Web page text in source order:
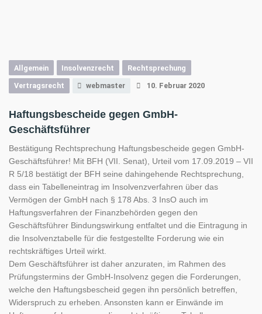
Allgemein Insolvenzrecht Rechtsprechung
Vertragsrecht webmaster 10. Februar 2020
Haftungsbescheide gegen GmbH-
Geschäftsführer
Bestätigung Rechtsprechung Haftungsbescheide gegen GmbH-
Geschäftsführer! Mit BFH (VII. Senat), Urteil vom 17.09.2019 – VII
R 5/18 bestätigt der BFH seine dahingehende Rechtsprechung,
dass ein Tabelleneintrag im Insolvenzverfahren über das
Vermögen der GmbH nach § 178 Abs. 3 InsO auch im
Haftungsverfahren der Finanzbehörden gegen den
Geschäftsführer Bindungswirkung entfaltet und die Eintragung in
die Insolvenztabelle für die festgestellte Forderung wie ein
rechtskräftiges Urteil wirkt.
Dem Geschäftsführer ist daher anzuraten, im Rahmen des
Prüfungstermins der GmbH-Insolvenz gegen die Forderungen,
welche den Haftungsbescheid gegen ihn persönlich betreffen,
Widerspruch zu erheben. Ansonsten kann er Einwände im